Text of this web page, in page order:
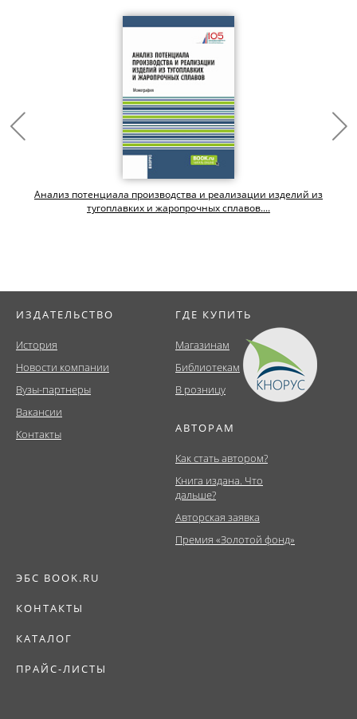
Анализ потенциала производства и реализации изделий из
тугоплавких и жаропрочных сплавов....
ИЗДАТЕЛЬСТВО
История
Новости компании
Вузы-партнеры
Вакансии
Контакты
ГДЕ КУПИТЬ
Магазинам
Библиотекам
В розницу
АВТОРАМ
Как стать автором?
Книга издана. Что
дальше?
Авторская заявка
Премия «Золотой фонд»
ЭБС BOOK.RU
КОНТАКТЫ
КАТАЛОГ
ПРАЙС-ЛИСТЫ